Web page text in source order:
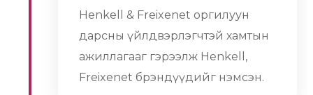
Henkell & Freixenet оргилуун
дарсны үйлдвэрлэгчтэй хамтын
ажиллагааг гэрээлж Henkell,
Freixenet брэндүүдийг нэмсэн.